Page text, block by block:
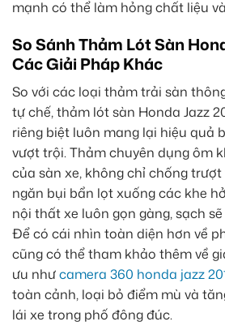
mạnh có thể làm hỏng chất liệu
So Sánh Thảm Lót Sàn
Các Giải Pháp Khác
So với các loại thảm trải sàn
tự chế, thảm lót sàn Honda Jazz
riêng biệt luôn mang lại hiệu quả
vượt trội. Thảm chuyên dụng ôm
của sàn xe, không chỉ chống
ngăn bụi bẩn lọt xuống các khe
nội thất xe luôn gọn gàng, sạch
Để có cái nhìn toàn diện hơn về
cũng có thể tham khảo thêm về
ưu nhưcamera 360 honda jazz
toàn cảnh, loại bỏ điểm mù và
lái xe trong phố đông đúc.